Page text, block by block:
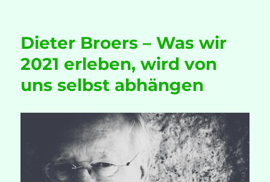
Dieter Broers – Was wir
2021 erleben, wird von
uns selbst abhängen